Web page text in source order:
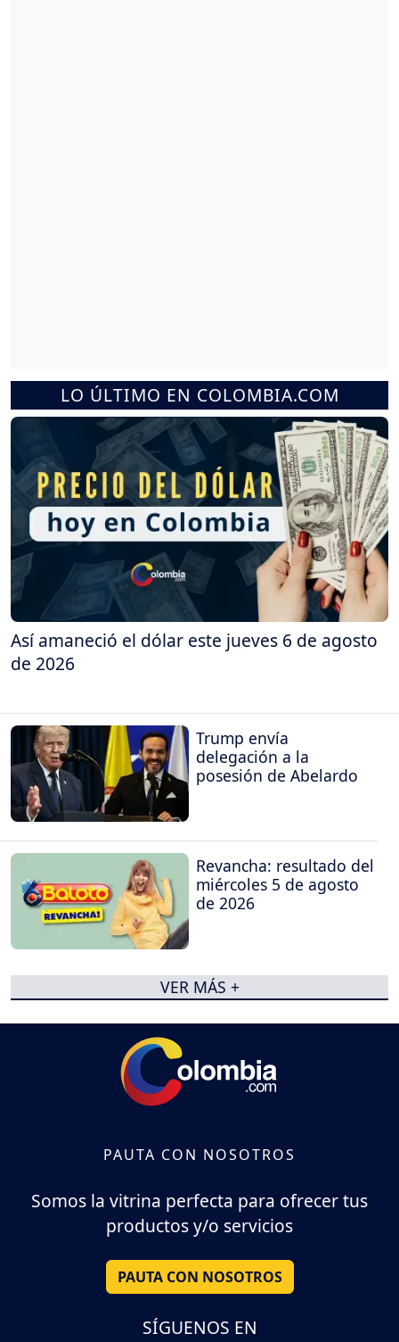
LO ÚLTIMO EN COLOMBIA.COM
Así amaneció el dólar este jueves 6 de agosto
de 2026
Trump envía
delegación a la
posesión de Abelardo
Revancha: resultado del
miércoles 5 de agosto
de 2026
VER MÁS +
PAUTA CON NOSOTROS
Somos la vitrina perfecta para ofrecer tus
productos y/o servicios
PAUTA CON NOSOTROS
SÍGUENOS EN